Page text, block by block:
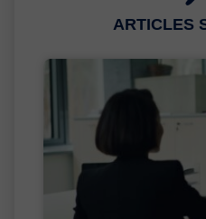
ARTICLES